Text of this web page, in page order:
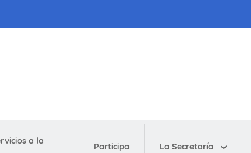
a la
Participa La Secretaría